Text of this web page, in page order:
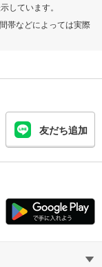
しています。
帯などによっては実際
友だち追加